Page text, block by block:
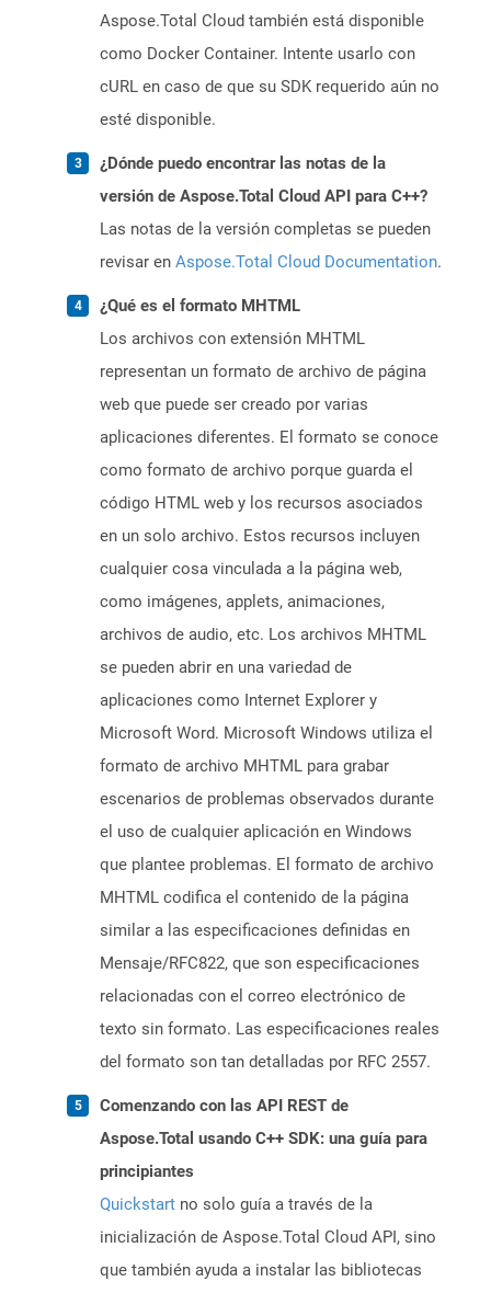
Aspose.Total Cloud también está disponible
como Docker Container. Intente usarlo con
cURL en caso de que su SDK requerido aún no
esté disponible.
¿Dónde puedo encontrar las notas de la
versión de Aspose.Total Cloud API para C++?
Las notas de la versión completas se pueden
revisar en Aspose.Total Cloud Documentation.
¿Qué es el formato MHTML
Los archivos con extensión MHTML
representan un formato de archivo de página
web que puede ser creado por varias
aplicaciones diferentes. El formato se conoce
como formato de archivo porque guarda el
código HTML web y los recursos asociados
en un solo archivo. Estos recursos incluyen
cualquier cosa vinculada a la página web,
como imágenes, applets, animaciones,
archivos de audio, etc. Los archivos MHTML
se pueden abrir en una variedad de
aplicaciones como Internet Explorer y
Microsoft Word. Microsoft Windows utiliza el
formato de archivo MHTML para grabar
escenarios de problemas observados durante
el uso de cualquier aplicación en Windows
que plantee problemas. El formato de archivo
MHTML codifica el contenido de la página
similar a las especificaciones definidas en
Mensaje/RFC822, que son especificaciones
relacionadas con el correo electrónico de
texto sin formato. Las especificaciones reales
del formato son tan detalladas por RFC 2557.
Comenzando con las API REST de
Aspose.Total usando C++ SDK: una guía para
principiantes
Quickstart no solo guía a través de la
inicialización de Aspose.Total Cloud API, sino
que también ayuda a instalar las bibliotecas